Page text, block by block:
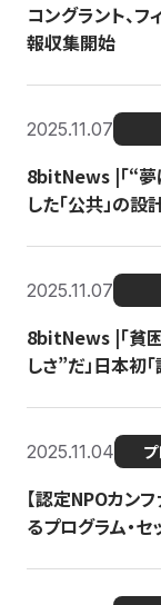
コングラント、
報収集開始
2025.11.07
8bitNews |「“
した「公共」の設
2025.11.07
8bitNews |「貧
しさ”だ」日本初
2025.11.04
【認定NPOカン
るプログラム・